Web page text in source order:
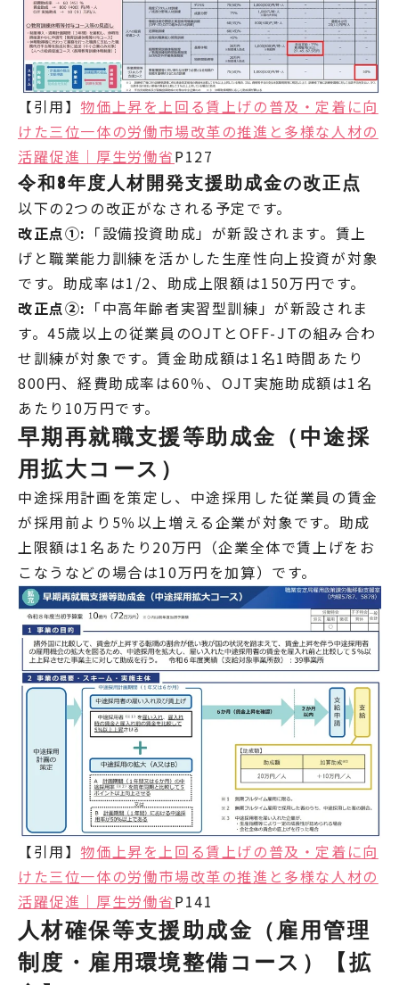
【引用】 物価上昇を上回る賃上げの普及・定着に向
けた三位一体の労働市場改革の推進と多様な人材の
活躍促進｜厚生労働省P127
令和8年度人材開発支援助成金の改正点
以下の2つの改正がなされる予定です。
改正点①: 「設備投資助成」が新設されます。賃上
げと職業能力訓練を活かした生産性向上投資が対象
です。助成率は1/2、助成上限額は150万円です。
改正点②: 「中高年齢者実習型訓練」が新設されま
す。45歳以上の従業員のOJTとOFF-JTの組み合わ
せ訓練が対象です。賃金助成額は1名1時間あたり
800円、経費助成率は60％、OJT実施助成額は1名
あたり10万円です。
早期再就職支援等助成金（中途採
用拡大コース）
中途採用計画を策定し、中途採用した従業員の賃金
が採用前より5％以上増える企業が対象です。助成
上限額は1名あたり20万円（企業全体で賃上げをお
こなうなどの場合は10万円を加算）です。
【引用】 物価上昇を上回る賃上げの普及・定着に向
けた三位一体の労働市場改革の推進と多様な人材の
活躍促進｜厚生労働省P141
人材確保等支援助成金（雇用管理
制度・雇用環境整備コース）【拡